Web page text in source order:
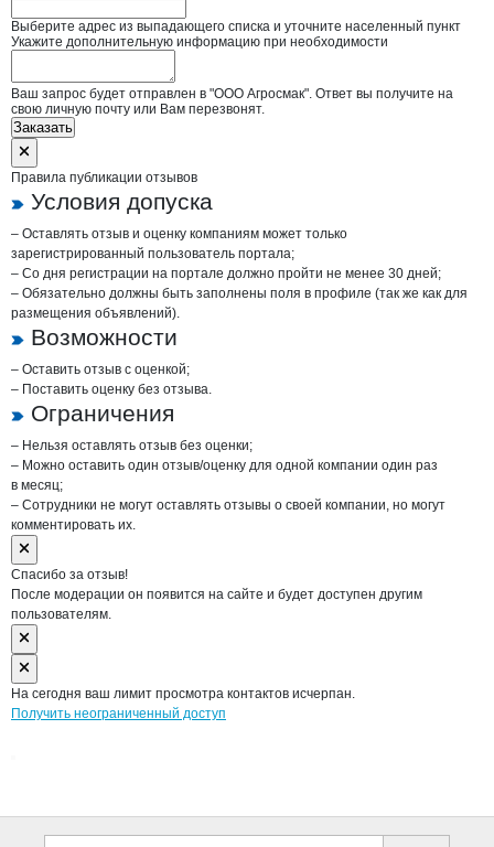
Выберите адрес из выпадающего списка и уточните населенный пункт
Укажите дополнительную информацию при необходимости
Ваш запрос будет отправлен в "ООО Агросмак". Ответ вы получите на
свою личную почту или Вам перезвонят.
Заказать
Правила публикации отзывов
Условия допуска
– Оставлять отзыв и оценку компаниям может только
зарегистрированный пользователь портала;
– Со дня регистрации на портале должно пройти не менее 30 дней;
– Обязательно должны быть заполнены поля в профиле (так же как для
размещения объявлений).
Возможности
– Оставить отзыв с оценкой;
– Поставить оценку без отзыва.
Ограничения
– Нельзя оставлять отзыв без оценки;
– Можно оставить один отзыв/оценку для одной компании один раз
в месяц;
– Сотрудники не могут оставлять отзывы о своей компании, но могут
комментировать их.
Спасибо за отзыв!
После модерации он появится на сайте и будет доступен другим
пользователям.
На сегодня ваш лимит просмотра контактов исчерпан.
Получить неограниченный доступ
Дополнительная информация